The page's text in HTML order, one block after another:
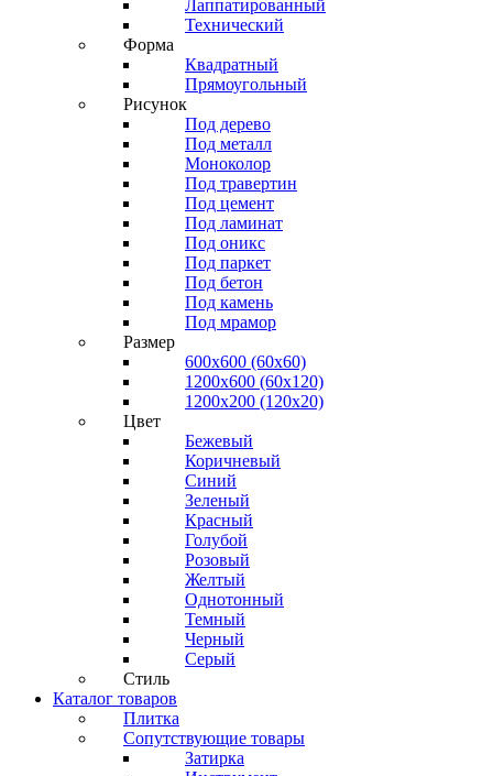
Лаппатированный
Технический
Форма
Квадратный
Прямоугольный
Рисунок
Под дерево
Под металл
Моноколор
Под травертин
Под цемент
Под ламинат
Под оникс
Под паркет
Под бетон
Под камень
Под мрамор
Размер
600х600 (60х60)
1200х600 (60х120)
1200х200 (120x20)
Цвет
Бежевый
Коричневый
Синий
Зеленый
Красный
Голубой
Розовый
Желтый
Однотонный
Темный
Черный
Серый
Стиль
Каталог товаров
Плитка
Сопутствующие товары
Затирка